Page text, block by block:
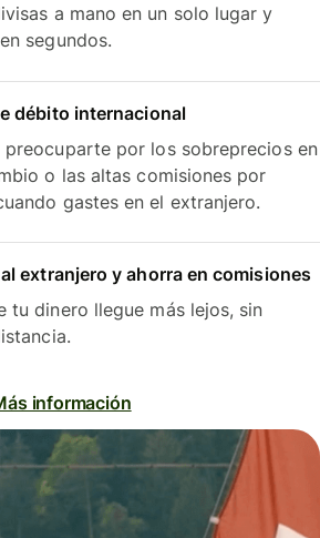
a mano en un solo lugar y
segundos.
débito internacional
preocuparte por los sobreprecios en
o las altas comisiones por
gastes en el extranjero.
extranjero y ahorra en comisiones
tu dinero llegue más lejos, sin
información